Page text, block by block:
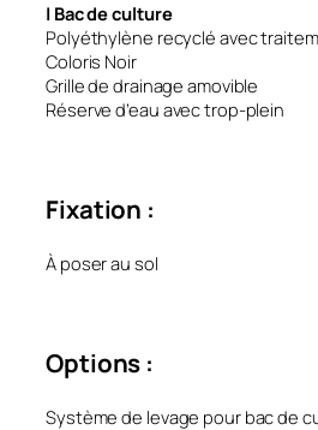
| Bac de culture
Polyéthylène recyclé avec
Coloris Noir
Grille de drainage amovible
Réserve d’eau avec trop-plein
Fixation :
À poser au sol
Options :
Système de levage pour bac de